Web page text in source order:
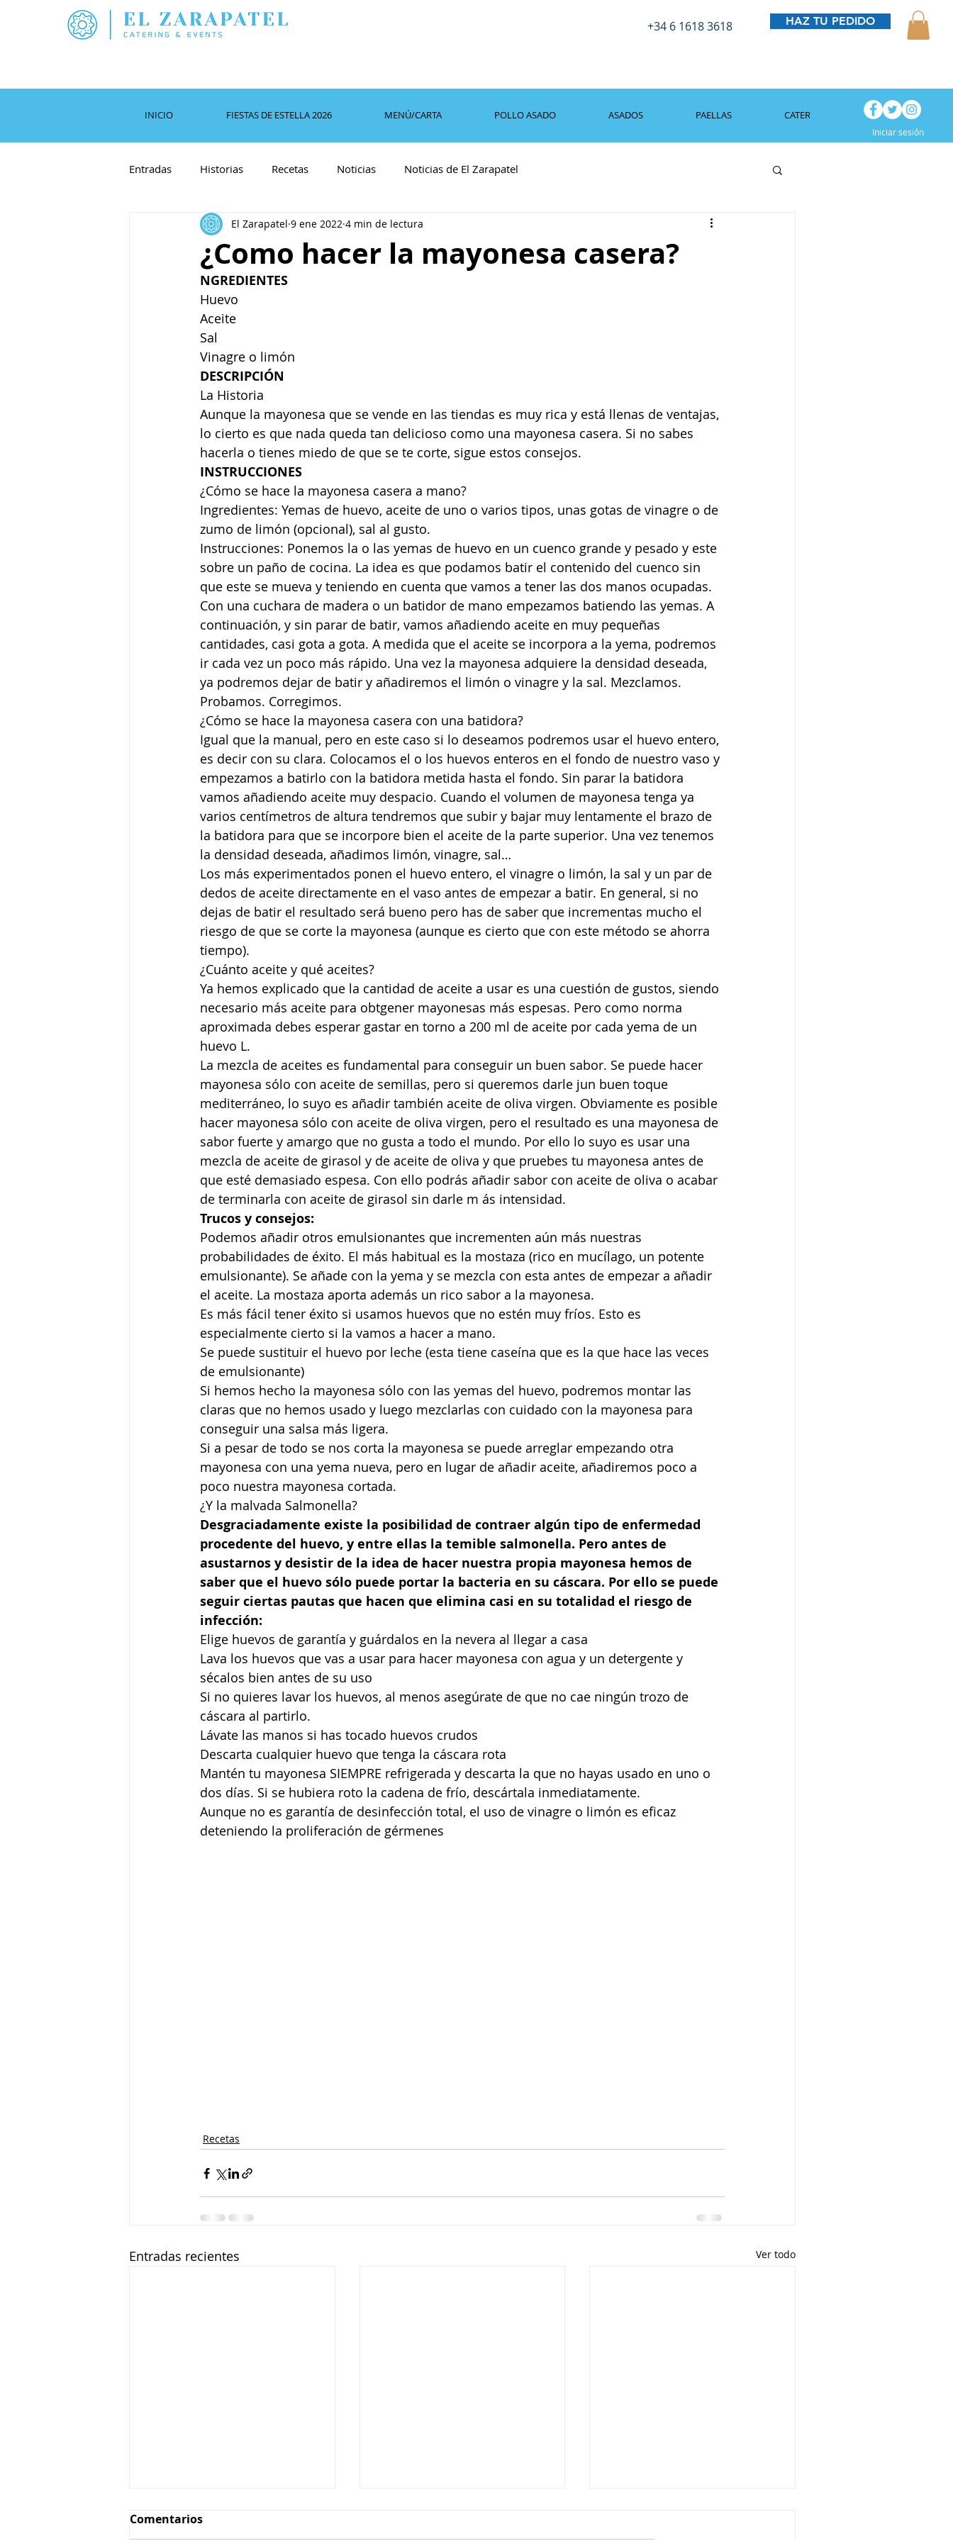
+34 6 1618 3618 HAZ TU PEDIDO
INICIO FIESTAS DE ESTELLA 2026 MENÚ/CARTA POLLO ASADO ASADOS PAELLAS CATERING BLOG
Iniciar sesión
Entradas Historias Recetas Noticias Noticias de El Zarapatel
¿Como hacer la mayonesa casera?
El Zarapatel 9 ene 2022 4 min de lectura
NGREDIENTES
Huevo
Aceite
Sal
Vinagre o limón
DESCRIPCIÓN
La Historia
Aunque la mayonesa que se vende en las tiendas es muy rica y está llenas de ventajas,
lo cierto es que nada queda tan delicioso como una mayonesa casera. Si no sabes
hacerla o tienes miedo de que se te corte, sigue estos consejos.
INSTRUCCIONES
¿Cómo se hace la mayonesa casera a mano?
Ingredientes: Yemas de huevo, aceite de uno o varios tipos, unas gotas de vinagre o de
zumo de limón (opcional), sal al gusto.
Instrucciones: Ponemos la o las yemas de huevo en un cuenco grande y pesado y este
sobre un paño de cocina. La idea es que podamos batir el contenido del cuenco sin
que este se mueva y teniendo en cuenta que vamos a tener las dos manos ocupadas.
Con una cuchara de madera o un batidor de mano empezamos batiendo las yemas. A
continuación, y sin parar de batir, vamos añadiendo aceite en muy pequeñas
cantidades, casi gota a gota. A medida que el aceite se incorpora a la yema, podremos
ir cada vez un poco más rápido. Una vez la mayonesa adquiere la densidad deseada,
ya podremos dejar de batir y añadiremos el limón o vinagre y la sal. Mezclamos.
Probamos. Corregimos.
¿Cómo se hace la mayonesa casera con una batidora?
Igual que la manual, pero en este caso si lo deseamos podremos usar el huevo entero,
es decir con su clara. Colocamos el o los huevos enteros en el fondo de nuestro vaso y
empezamos a batirlo con la batidora metida hasta el fondo. Sin parar la batidora
vamos añadiendo aceite muy despacio. Cuando el volumen de mayonesa tenga ya
varios centímetros de altura tendremos que subir y bajar muy lentamente el brazo de
la batidora para que se incorpore bien el aceite de la parte superior. Una vez tenemos
la densidad deseada, añadimos limón, vinagre, sal…
Los más experimentados ponen el huevo entero, el vinagre o limón, la sal y un par de
dedos de aceite directamente en el vaso antes de empezar a batir. En general, si no
dejas de batir el resultado será bueno pero has de saber que incrementas mucho el
riesgo de que se corte la mayonesa (aunque es cierto que con este método se ahorra
tiempo).
¿Cuánto aceite y qué aceites?
Ya hemos explicado que la cantidad de aceite a usar es una cuestión de gustos, siendo
necesario más aceite para obtgener mayonesas más espesas. Pero como norma
aproximada debes esperar gastar en torno a 200 ml de aceite por cada yema de un
huevo L.
La mezcla de aceites es fundamental para conseguir un buen sabor. Se puede hacer
mayonesa sólo con aceite de semillas, pero si queremos darle jun buen toque
mediterráneo, lo suyo es añadir también aceite de oliva virgen. Obviamente es posible
hacer mayonesa sólo con aceite de oliva virgen, pero el resultado es una mayonesa de
sabor fuerte y amargo que no gusta a todo el mundo. Por ello lo suyo es usar una
mezcla de aceite de girasol y de aceite de oliva y que pruebes tu mayonesa antes de
que esté demasiado espesa. Con ello podrás añadir sabor con aceite de oliva o acabar
de terminarla con aceite de girasol sin darle m ás intensidad.
Trucos y consejos:
Podemos añadir otros emulsionantes que incrementen aún más nuestras
probabilidades de éxito. El más habitual es la mostaza (rico en mucílago, un potente
emulsionante). Se añade con la yema y se mezcla con esta antes de empezar a añadir
el aceite. La mostaza aporta además un rico sabor a la mayonesa.
Es más fácil tener éxito si usamos huevos que no estén muy fríos. Esto es
especialmente cierto si la vamos a hacer a mano.
Se puede sustituir el huevo por leche (esta tiene caseína que es la que hace las veces
de emulsionante)
Si hemos hecho la mayonesa sólo con las yemas del huevo, podremos montar las
claras que no hemos usado y luego mezclarlas con cuidado con la mayonesa para
conseguir una salsa más ligera.
Si a pesar de todo se nos corta la mayonesa se puede arreglar empezando otra
mayonesa con una yema nueva, pero en lugar de añadir aceite, añadiremos poco a
poco nuestra mayonesa cortada.
¿Y la malvada Salmonella?
Desgraciadamente existe la posibilidad de contraer algún tipo de enfermedad
procedente del huevo, y entre ellas la temible salmonella. Pero antes de
asustarnos y desistir de la idea de hacer nuestra propia mayonesa hemos de
saber que el huevo sólo puede portar la bacteria en su cáscara. Por ello se puede
seguir ciertas pautas que hacen que elimina casi en su totalidad el riesgo de
infección:
Elige huevos de garantía y guárdalos en la nevera al llegar a casa
Lava los huevos que vas a usar para hacer mayonesa con agua y un detergente y
sécalos bien antes de su uso
Si no quieres lavar los huevos, al menos asegúrate de que no cae ningún trozo de
cáscara al partirlo.
Lávate las manos si has tocado huevos crudos
Descarta cualquier huevo que tenga la cáscara rota
Mantén tu mayonesa SIEMPRE refrigerada y descarta la que no hayas usado en uno o
dos días. Si se hubiera roto la cadena de frío, descártala inmediatamente.
Aunque no es garantía de desinfección total, el uso de vinagre o limón es eficaz
deteniendo la proliferación de gérmenes
Recetas
Entradas recientes Ver todo
Comentarios